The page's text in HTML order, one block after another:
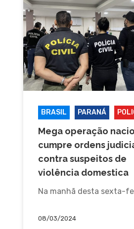
BRASIL PARANÁ
Mega operação
cumpre ordens
contra suspeitos de
violência domestica
Na manhã desta sexta-
08/03/2024